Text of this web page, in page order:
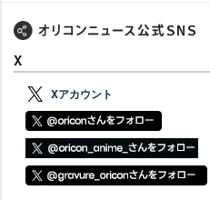
X
Xアカウント